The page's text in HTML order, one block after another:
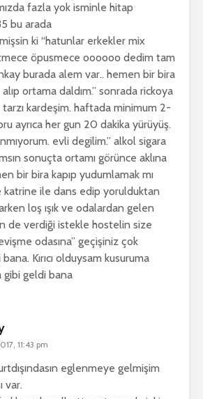
fazla yok isminle hitap
bu arada
ki “hatunlar erkekler mix
öpusmece oooooo dedim tam
burada alem var.. hemen bir bira
ortama daldım.” sonrada rickoya
kardeşim. haftada minimum 2-
ayrıca her gun 20 dakika yürüyüş.
evli degilim.” alkol sigara
sonuçta ortamı görünce aklına
bir bira kapıp yudumlamak mı
katrine ile dans edip yorulduktan
loş ışık ve odalardan gelen
de verdiği istekle hostelin size
odasına” geçişiniz çok
bana. Kırıcı olduysam kusuruma
gibi geldi bana
11:43 pm
eglenmeye gelmişim
var.